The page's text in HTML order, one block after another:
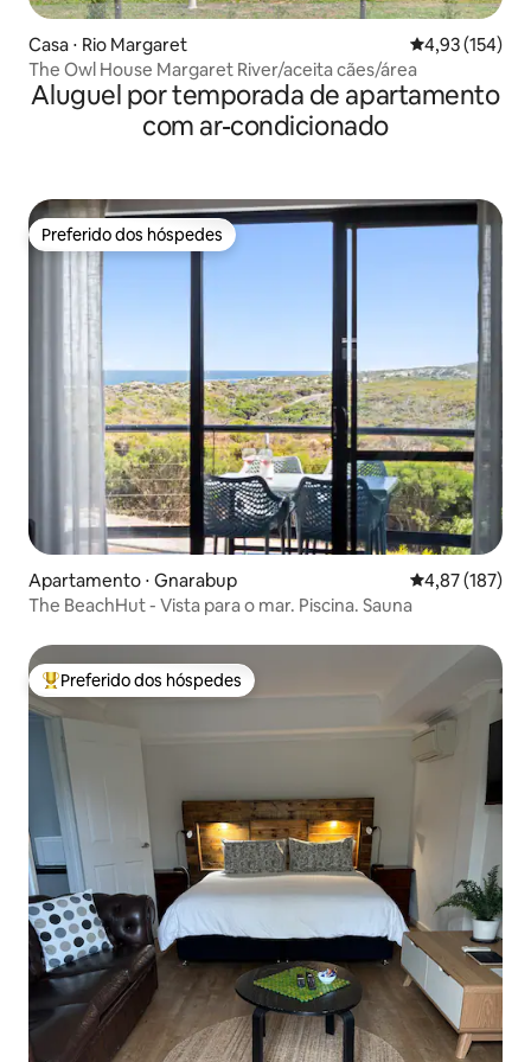
Casa ⋅ Rio Margaret 4,93 de uma
4,93 (154)
The Owl House Margaret River/aceita cães/área
Aluguel por temporada de apartamento
com ar-condicionado
Preferido dos hóspedes
Preferido dos hóspedes
Apartamento ⋅ Gnarabup 4,87 de uma
4,87 (187)
The BeachHut - Vista para o mar. Piscina. Sauna
Entre os melhores preferidos dos hóspedes
Preferido dos hóspedes